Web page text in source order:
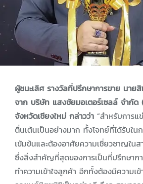
ผู้ชนะเลิศ รางวัลที่ปรึกษาการขาย นาย
จาก บริษัท แสงชัยมอเตอร์เซลล์ จำกัด
จังหวัดเชียงใหม่ กล่าวว่า “สำหรับการ
ตื่นเต้นเป็นอย่างมาก ทั้งโจทย์ที่ได้รับใน
เข้มข้นและต้องอาศัยความเชี่ยวชาญใน
ซึ่งสิ่งสำคัญที่สุดของการเป็นที่ปรึกษาก
ทำความเข้าใจลูกค้า อีกทั้งต้องมีความเ